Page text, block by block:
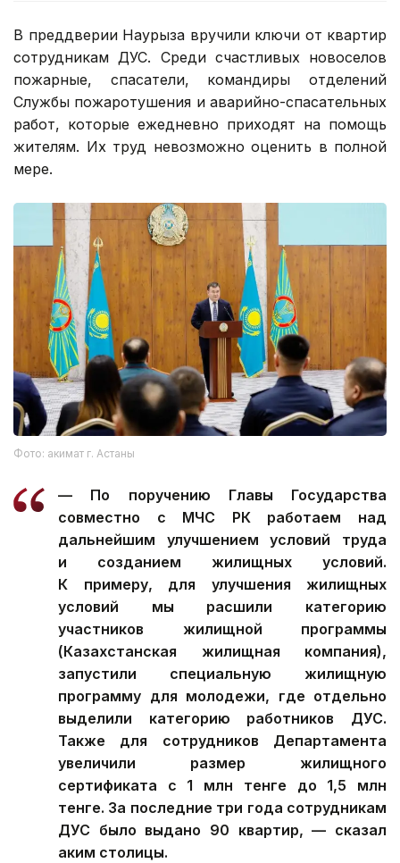
B преддверии Наурыза вручили ключи от квартир
сотрудникам ДУС. Среди счастливых новоселов
пожарные, спасатели, командиры отделений
Службы пожаротушения и аварийно-спасательных
работ, которые ежедневно приходят на помощь
жителям. Их труд невозможно оценить в полной
мере.
Фото: акимат г. Астаны
— По поручению Главы Государства
совместно с МЧС РК работаем над
дальнейшим улучшением условий труда
и созданием жилищных условий.
К примеру, для улучшения жилищных
условий мы расшили категорию
участников жилищной программы
(Казахстанская жилищная компания),
запустили специальную жилищную
программу для молодежи, где отдельно
выделили категорию работников ДУС.
Также для сотрудников Департамента
увеличили размер жилищного
сертификата с 1 млн тенге до 1,5 млн
тенге. За последние три года сотрудникам
ДУС было выдано 90 квартир, — сказал
аким столицы.